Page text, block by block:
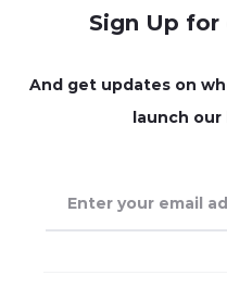
Sign Up
And get updates on
launch